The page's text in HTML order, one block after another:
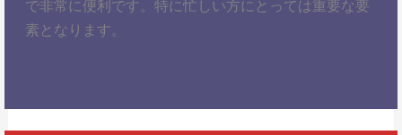
で非常に便利です。特に忙しい方にとっては重要な要
素となります。